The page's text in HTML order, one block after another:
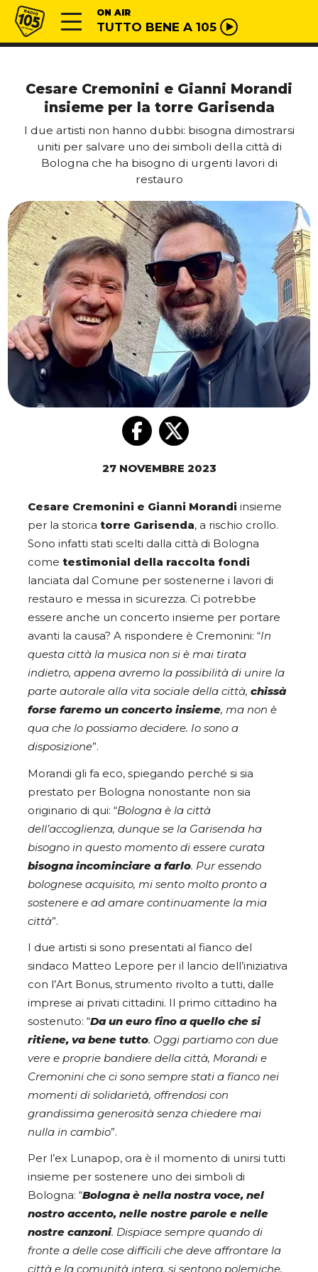
Vai al contenuto
Radio 105 ON AIR
TUTTO BENE A 105
Cesare Cremonini e Gianni Morandi
insieme per la torre Garisenda
I due artisti non hanno dubbi: bisogna dimostrarsi
uniti per salvare uno dei simboli della città di
Bologna che ha bisogno di urgenti lavori di
restauro
27 NOVEMBRE 2023
Cesare Cremonini e Gianni Morandi insieme
per la storica torre Garisenda, a rischio crollo.
Sono infatti stati scelti dalla città di Bologna
come testimonial della raccolta fondi
lanciata dal Comune per sostenerne i lavori di
restauro e messa in sicurezza. Ci potrebbe
essere anche un concerto insieme per portare
avanti la causa? A rispondere è Cremonini: “In
questa città la musica non si è mai tirata
indietro, appena avremo la possibilità di unire la
parte autorale alla vita sociale della città, chissà
forse faremo un concerto insieme, ma non è
qua che lo possiamo decidere. Io sono a
disposizione”.
Morandi gli fa eco, spiegando perché si sia
prestato per Bologna nonostante non sia
originario di qui: “Bologna è la città
dell’accoglienza, dunque se la Garisenda ha
bisogno in questo momento di essere curata
bisogna incominciare a farlo. Pur essendo
bolognese acquisito, mi sento molto pronto a
sostenere e ad amare continuamente la mia
città”.
I due artisti si sono presentati al fianco del
sindaco Matteo Lepore per il lancio dell’iniziativa
con l’Art Bonus, strumento rivolto a tutti, dalle
imprese ai privati cittadini. Il primo cittadino ha
sostenuto: “Da un euro fino a quello che si
ritiene, va bene tutto. Oggi partiamo con due
vere e proprie bandiere della città, Morandi e
Cremonini che ci sono sempre stati a fianco nei
momenti di solidarietà, offrendosi con
grandissima generosità senza chiedere mai
nulla in cambio”.
Per l’ex Lunapop, ora è il momento di unirsi tutti
insieme per sostenere uno dei simboli di
Bologna: “Bologna è nella nostra voce, nel
nostro accento, nelle nostre parole e nelle
nostre canzoni. Dispiace sempre quando di
fronte a delle cose difficili che deve affrontare la
città e la comunità intera, si sentono polemiche.